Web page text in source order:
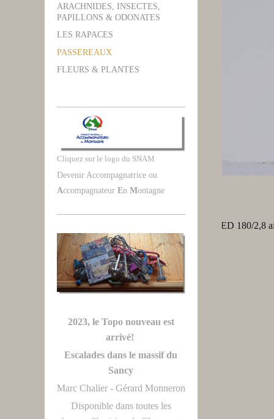
ARACHNIDES, INSECTES,
PAPILLONS & ODONATES
LES RAPACES
PASSEREAUX
FLEURS & PLANTES
Cliquez sur le logo du SNAM
Devenir Accompagnatrice ou
Accompagnateur En Montagne
2023, le Topo nouveau est
arrivé!
Escalades dans le massif du
Sancy
Marc Chalier - Gérard Monneron
Disponible dans toutes les